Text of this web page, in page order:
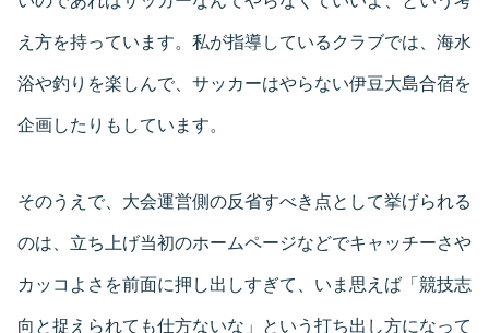
え方を持っています。私が指導しているクラブでは、海水
浴や釣りを楽しんで、サッカーはやらない伊豆大島合宿を
企画したりもしています。
そのうえで、大会運営側の反省すべき点として挙げられる
のは、立ち上げ当初のホームページなどでキャッチーさや
カッコよさを前面に押し出しすぎて、いま思えば「競技志
向と捉えられても仕方ないな」という打ち出し方になって